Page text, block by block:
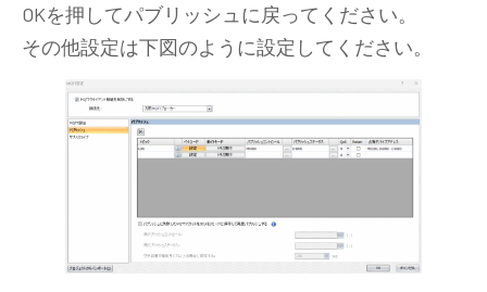
OKを押してパブリッシュに戻ってください。
その他設定は下図のように設定してください。